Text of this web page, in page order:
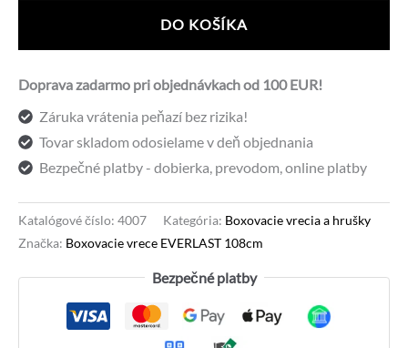
DO KOŠÍKA
Doprava zadarmo pri objednávkach od 100 EUR!
Záruka vrátenia peňazí bez rizika!
Tovar skladom odosielame v deň objednania
Bezpečné platby - dobierka, prevodom, online platby
Katalógové číslo: 4007 Kategória: Boxovacie vrecia a hrušky
Značka: Boxovacie vrece EVERLAST 108cm
Bezpečné platby